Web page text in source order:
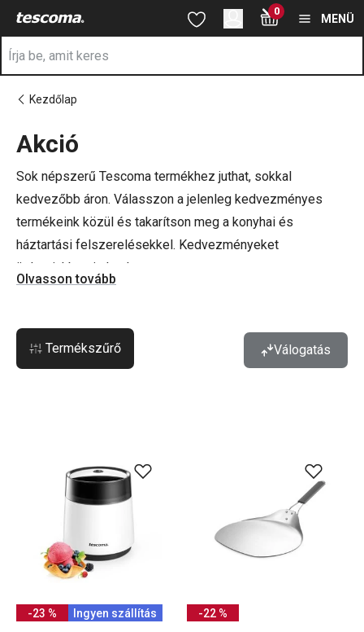
Ugrás a fő tartalomhoz
Ugrás a kereséshez
Ugrás a navigációhoz 0
MENÜ
Kezdőlap
Akció
Sok népszerű Tescoma termékhez juthat, sokkal
kedvezőbb áron. Válasszon a jelenleg kedvezményes
termékeink közül és takarítson meg a konyhai és
háztartási felszerelésekkel. Kedvezményeket
üzleteinkben is kaphat.
Olvasson tovább
Termékszűrő Válogatás
-23 % Ingyen szállítás -22 %